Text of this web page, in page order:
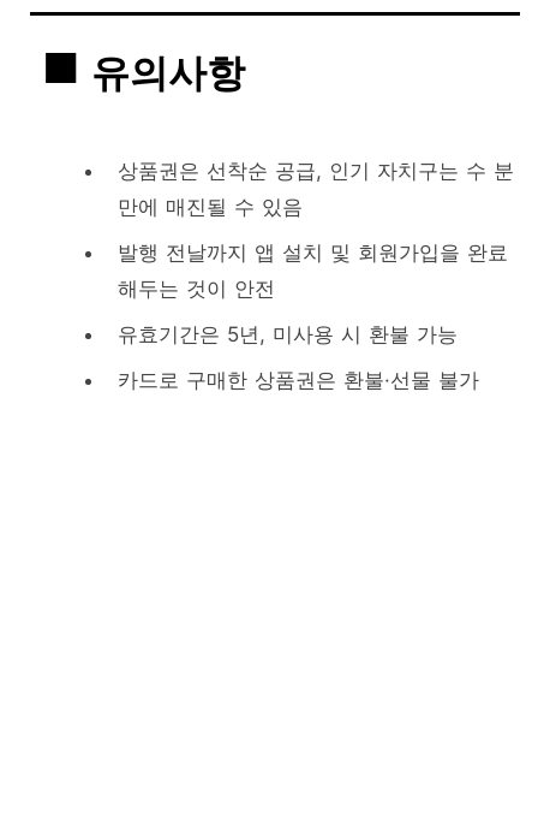
유의사항
상품권은 선착순 공급, 인기 자치구는 수 분
만에 매진될 수 있음
발행 전날까지 앱 설치 및 회원가입을 완료
해두는 것이 안전
유효기간은 5년, 미사용 시 환불 가능
카드로 구매한 상품권은 환불·선물 불가